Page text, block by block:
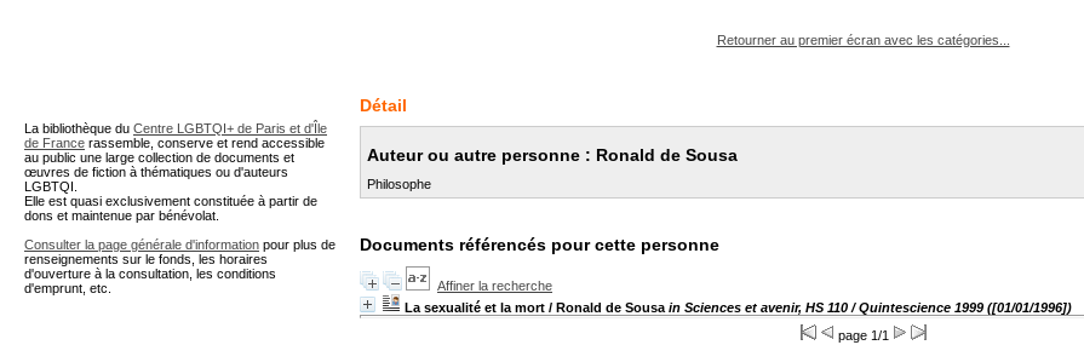
Retourner au premier écran avec les catégories...
Détail
Auteur ou autre personne : Ronald de Sousa
Philosophe
Documents référencés pour cette personne
Affiner la recherche
La sexualité et la mort / Ronald de Sousa in Sciences et avenir, HS 110 / Quintescience 1999 ([01/01/1996])
page 1/1
La bibliothèque du Centre LGBTQI+ de Paris et d'Île
de France rassemble, conserve et rend accessible
au public une large collection de documents et
œuvres de fiction à thématiques ou d'auteurs
LGBTQI.
Elle est quasi exclusivement constituée à partir de
dons et maintenue par bénévolat.
Consulter la page générale d'information pour plus de
renseignements sur le fonds, les horaires
d'ouverture à la consultation, les conditions
d'emprunt, etc.